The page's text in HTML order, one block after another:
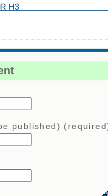
H3 【
published)